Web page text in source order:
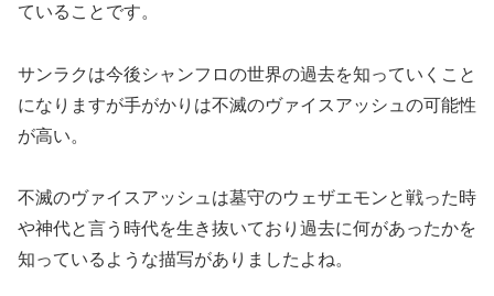
ていることです。
サンラクは今後シャンフロの世界の過去を知っていくこと
になりますが手がかりは不滅のヴァイスアッシュの可能性
が高い。
不滅のヴァイスアッシュは墓守のウェザエモンと戦った時
や神代と言う時代を生き抜いており過去に何があったかを
知っているような描写がありましたよね。